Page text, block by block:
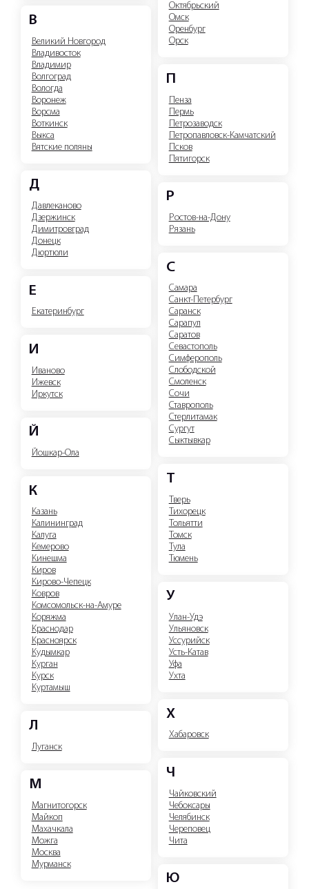
В
Великий Новгород
Владивосток
Владимир
Волгоград
Вологда
Воронеж
Ворсма
Воткинск
Выкса
Вятские поляны
Д
Давлеканово
Дзержинск
Димитровград
Донецк
Дюртюли
Е
Екатеринбург
И
Иваново
Ижевск
Иркутск
Й
Йошкар-Ола
К
Казань
Калининград
Калуга
Кемерово
Кинешма
Киров
Кирово-Чепецк
Ковров
Комсомольск-на-Амуре
Коряжма
Краснодар
Красноярск
Кудымкар
Курган
Курск
Куртамыш
Л
Луганск
М
Магнитогорск
Майкоп
Махачкала
Можга
Москва
Мурманск
Октябрьский
Омск
Оренбург
Орск
П
Пенза
Пермь
Петрозаводск
Петропавловск-Камчатский
Псков
Пятигорск
Р
Ростов-на-Дону
Рязань
С
Самара
Санкт-Петербург
Саранск
Сарапул
Саратов
Севастополь
Симферополь
Слободской
Смоленск
Сочи
Ставрополь
Стерлитамак
Сургут
Сыктывкар
Т
Тверь
Тихорецк
Тольятти
Томск
Тула
Тюмень
У
Улан-Удэ
Ульяновск
Уссурийск
Усть-Катав
Уфа
Ухта
Х
Хабаровск
Ч
Чайковский
Чебоксары
Челябинск
Череповец
Чита
Ю